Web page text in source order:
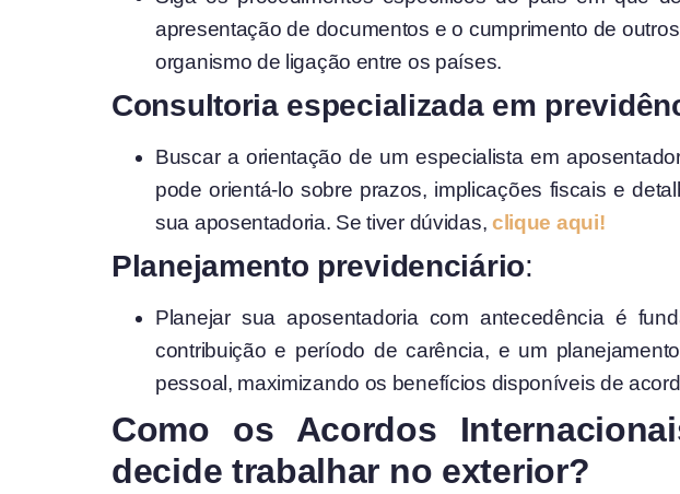
apresentação de documentos e o cumprimento de
organismo de ligação entre os países.
Consultoria especializada em
Buscar a orientação de um especialista em
pode orientá-lo sobre prazos, implicações fiscais e
sua aposentadoria. Se tiver dúvidas, clique aqui!
Planejamento previdenciário:
Planejar sua aposentadoria com antecedência é
contribuição e período de carência, e um
pessoal, maximizando os benefícios disponíveis de
Como os Acordos
decide trabalhar no exterior?